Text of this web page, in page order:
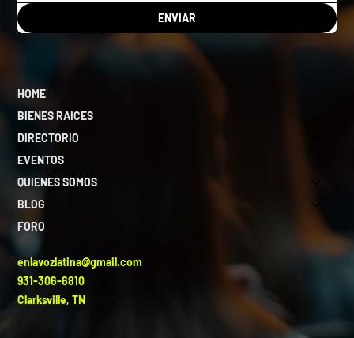
ENVIAR
HOME
BIENES RAICES
DIRECTORIO
EVENTOS
QUIENES SOMOS
BLOG
FORO
enlavozlatina@gmail.com
931-306-6810
Clarksville, TN